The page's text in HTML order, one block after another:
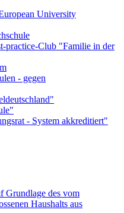
des vom
Haushalts aus